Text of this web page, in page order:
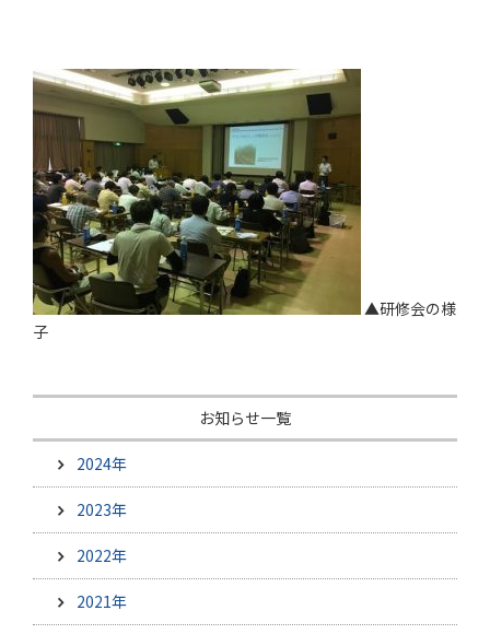
▲研修会の様
子
お知らせ一覧
2024年
2023年
2022年
2021年